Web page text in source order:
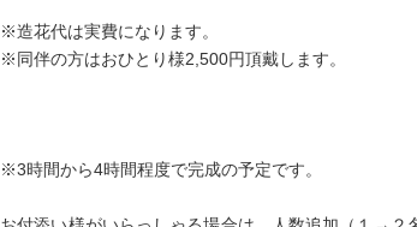
※造花代は実費になります。
※同伴の方はおひとり様2,500円頂戴します。
※3時間から4時間程度で完成の予定です。